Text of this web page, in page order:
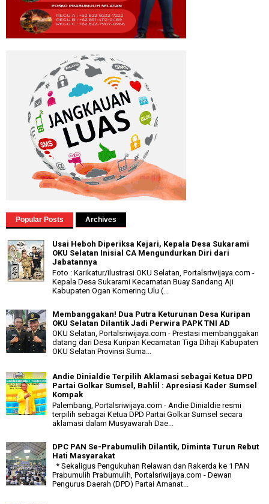
Popular Posts Archives
Usai Heboh Diperiksa Kejari, Kepala Desa Sukarami
OKU Selatan Inisial CA Mengundurkan Diri dari
Jabatannya
Foto : Karikatur/ilustrasi OKU Selatan, Portalsriwijaya.com -
Kepala Desa Sukarami Kecamatan Buay Sandang Aji
Kabupaten Ogan Komering Ulu (...
Membanggakan! Dua Putra Keturunan Desa Kuripan
OKU Selatan Dilantik Jadi Perwira PAPK TNI AD
OKU Selatan, Portalsriwijaya.com - Prestasi membanggakan
datang dari Desa Kuripan Kecamatan Tiga Dihaji Kabupaten
OKU Selatan Provinsi Suma...
Andie Dinialdie Terpilih Aklamasi sebagai Ketua DPD
Partai Golkar Sumsel, Bahlil : Apresiasi Kader Sumsel
Kompak
Palembang, Portalsriwijaya.com - Andie Dinialdie resmi
terpilih sebagai Ketua DPD Partai Golkar Sumsel secara
aklamasi dalam Musyawarah Dae...
DPC PAN Se-Prabumulih Dilantik, Diminta Turun Rebut
Hati Masyarakat
* Sekaligus Pengukuhan Relawan dan Rakerda ke 1 PAN
Prabumulih Prabumulih, Portalsriwijaya.com - Dewan
Pengurus Daerah (DPD) Partai Amanat...